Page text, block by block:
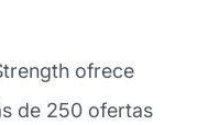
ofrece
de 250 ofertas